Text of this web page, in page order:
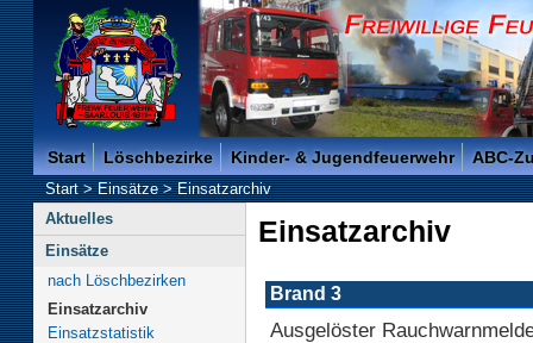
Freiwillige Feuerwehr der Kreisstadt Saarlouis -
Start Löschbezirke Kinder- & Jugendfeuerwehr ABC-
Start>Einsätze>Einsatzarchiv
Aktuelles
Einsätze
nach Löschbezirken
Einsatzarchiv
Einsatzstatistik
Einsatzarchiv
Brand 3
Ausgelöster